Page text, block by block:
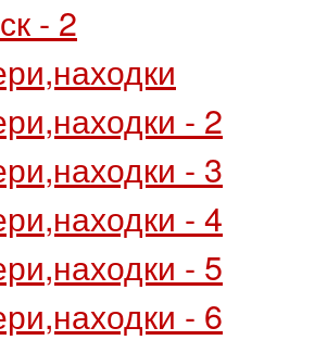
- 2
- 2
- 3
- 4
- 5
- 6